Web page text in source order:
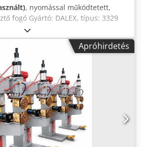
, nyomással működtetett,
fogó Gyártó: DALEX, típus: 3329
os terhelésnél: 25 kVA
áram: 17 kA Elektrodaerő: 440 daN
kinyúlása: 350 mm Kar távolsága:
hengerrel: nagy löket 60 mm,
0-20 mm Kardántengelyes
konzollal 10 m
Harting csatlakozókkal, a
Kiegészítő
Apróhirdetés